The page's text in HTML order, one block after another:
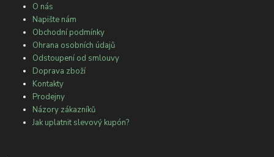
O nás
Napište nám
Obchodní podmínky
Ohrana osobních údajů
Odstoupení od smlouvy
Doprava zboží
Kontakty
Prodejny
Názory zákazníků
Jak uplatnit slevový kupón?